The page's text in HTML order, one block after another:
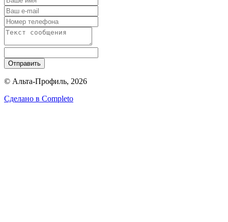
Отправить
© Альта-Профиль, 2026
Сделано в Completo